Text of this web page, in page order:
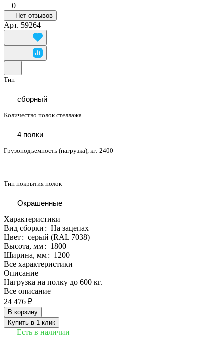
0
Нет отзывов
Арт. 59264
Тип
сборный
Количество полок стеллажа
4 полки
Грузоподъемность (нагрузка), кг: 2400
Тип покрытия полок
Окрашенные
Характеристики
Вид сборки : На зацепах
Цвет: серый (RAL 7038)
Высота, мм: 1800
Ширина, мм: 1200
Все характеристики
Описание
Нагрузка на полку до 600 кг.
Все описание
24 476 ₽
В корзину
Купить в 1 клик
Есть в наличии